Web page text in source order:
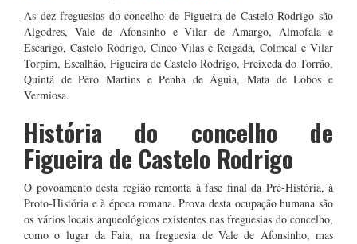
As dez freguesias do concelho de Figueira de Castelo Rodrigo são
Algodres, Vale de Afonsinho e Vilar de Amargo, Almofala e
Escarigo, Castelo Rodrigo, Cinco Vilas e Reigada, Colmeal e Vilar
Torpim, Escalhão, Figueira de Castelo Rodrigo, Freixeda do Torrão,
Quintã de Pêro Martins e Penha de Águia, Mata de Lobos e
Vermiosa.
História do concelho de
Figueira de Castelo Rodrigo
O povoamento desta região remonta à fase final da Pré-História, à
Proto-História e à época romana. Prova desta ocupação humana são
os vários locais arqueológicos existentes nas freguesias do concelho,
como o lugar da Faia, na freguesia de Vale de Afonsinho, mas